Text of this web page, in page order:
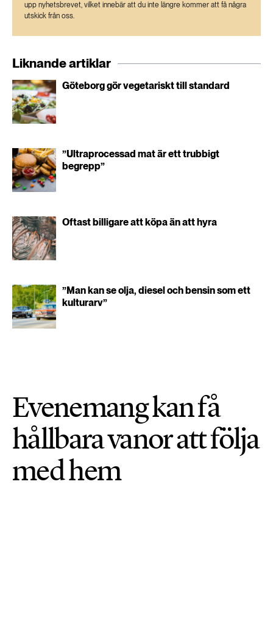
upp nyhetsbrevet, vilket innebär att du inte längre kommer att få några
utskick från oss.
Liknande artiklar
Göteborg gör vegetariskt till standard
”Ultraprocessad mat är ett trubbigt
begrepp”
Oftast billigare att köpa än att hyra
”Man kan se olja, diesel och bensin som ett
kulturarv”
Evenemang kan få
hållbara vanor att följa
med hem